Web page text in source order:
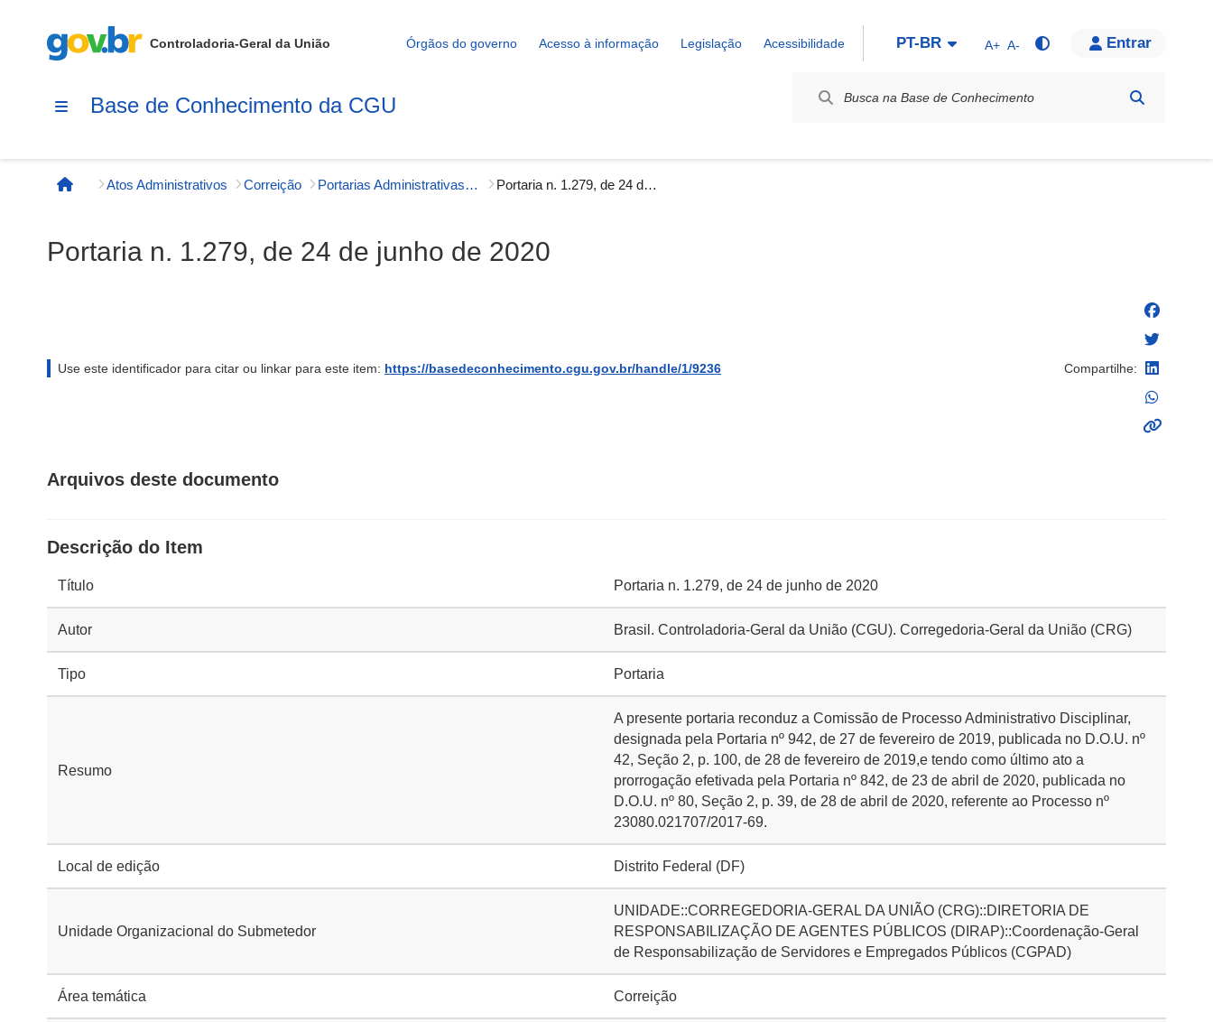
Controladoria-Geral da União Órgãos do governo Acesso à informação Legislação Acessibilidade PT-BR A+ A- Entrar
Base de Conhecimento da CGU
Página inicial
Atos Administrativos Correição Portarias Administrativas - Correição Portaria n. 1.279, de 24 de junho de 2020
Portaria n. 1.279, de 24 de junho de 2020
Use este identificador para citar ou linkar para este item: https://basedeconhecimento.cgu.gov.br/handle/1/9236 Compartilhe:
Arquivos deste documento
Descrição do Item
Título Portaria n. 1.279, de 24 de junho de 2020
Autor Brasil. Controladoria-Geral da União (CGU). Corregedoria-Geral da União (CRG)
Tipo Portaria
Resumo
A presente portaria reconduz a Comissão de Processo Administrativo Disciplinar,
designada pela Portaria nº 942, de 27 de fevereiro de 2019, publicada no D.O.U. nº
42, Seção 2, p. 100, de 28 de fevereiro de 2019,e tendo como último ato a
prorrogação efetivada pela Portaria nº 842, de 23 de abril de 2020, publicada no
D.O.U. nº 80, Seção 2, p. 39, de 28 de abril de 2020, referente ao Processo nº
23080.021707/2017-69.
Local de edição Distrito Federal (DF)
Unidade Organizacional do Submetedor
UNIDADE::CORREGEDORIA-GERAL DA UNIÃO (CRG)::DIRETORIA DE
RESPONSABILIZAÇÃO DE AGENTES PÚBLICOS (DIRAP)::Coordenação-Geral
de Responsabilização de Servidores e Empregados Públicos (CGPAD)
Área temática Correição